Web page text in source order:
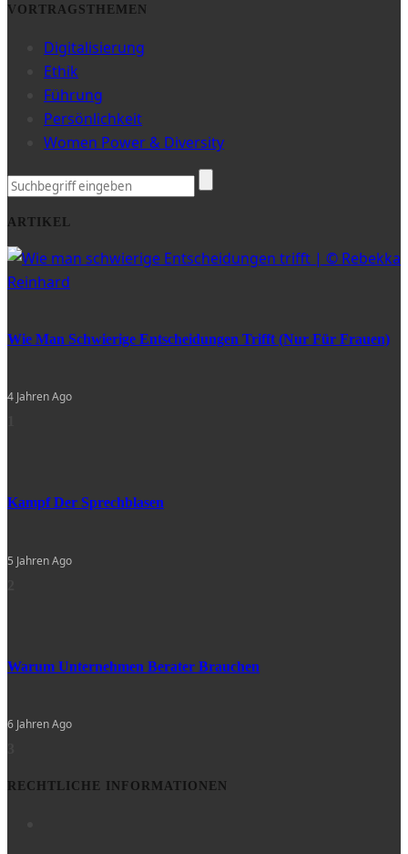
VORTRAGSTHEMEN
Digitalisierung
Ethik
Führung
Persönlichkeit
Women Power & Diversity
ARTIKEL
Wie Man Schwierige Entscheidungen Trifft (nur Für Frauen)
4 Jahren Ago
Kampf Der Sprechblasen
5 Jahren Ago
Warum Unternehmen Berater Brauchen
6 Jahren Ago
RECHTLICHE INFORMATIONEN